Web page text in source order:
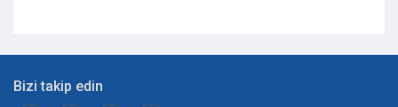
Bizi takip edin